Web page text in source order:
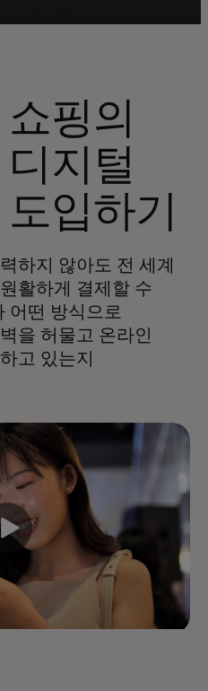
핑의
지털
입하기
하지 않아도 전 세계
활하게 결제할 수
어떤 방식으로
을 허물고 온라인
고 있는지